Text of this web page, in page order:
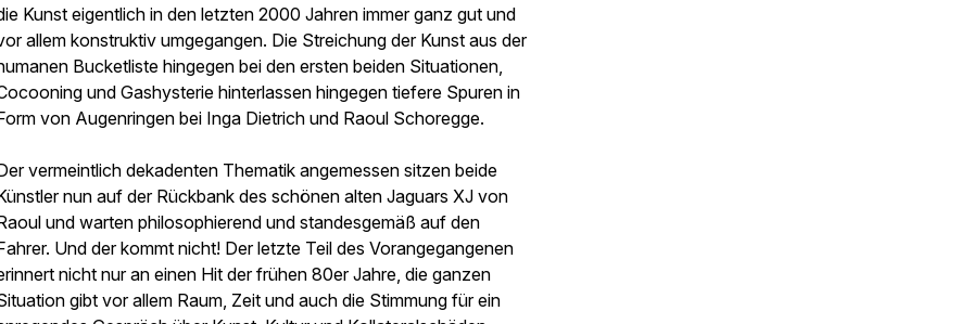
Kunst eigentlich in den letzten 2000 Jahren immer ganz gut und
allem konstruktiv umgegangen. Die Streichung der Kunst aus der
Bucketliste hingegen bei den ersten beiden Situationen,
und Gashysterie hinterlassen hingegen tiefere Spuren in
von Augenringen bei Inga Dietrich und Raoul Schoregge.
vermeintlich dekadenten Thematik angemessen sitzen beide
nun auf der Rückbank des schönen alten Jaguars XJ von
und warten philosophierend und standesgemäß auf den
Und der kommt nicht! Der letzte Teil des Vorangegangenen
nicht nur an einen Hit der frühen 80er Jahre, die ganzen
gibt vor allem Raum, Zeit und auch die Stimmung für ein